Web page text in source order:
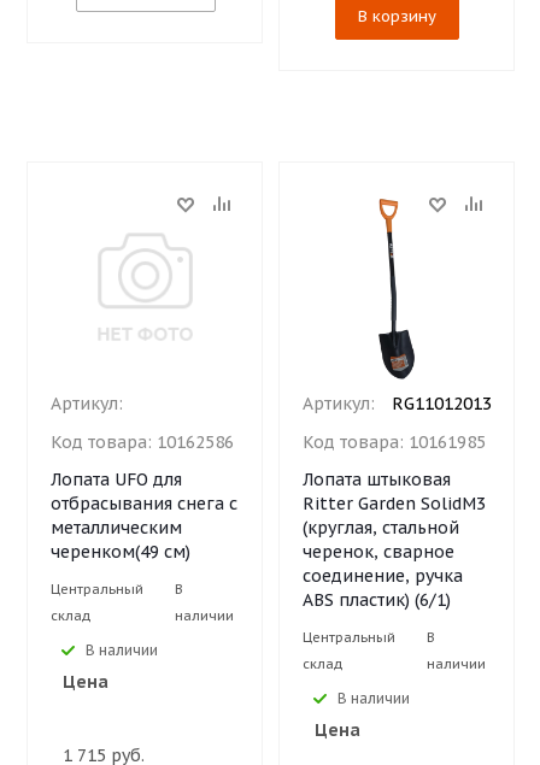
В корзину
Артикул:
Код товара: 10162586
Лопата UFO для
отбрасывания снега с
металлическим
черенком(49 см)
Центральный
склад
В
наличии
В наличии
Цена
1 715 руб.
Артикул:
RG11012013
Код товара: 10161985
Лопата штыковая
Ritter Garden SolidM3
(круглая, стальной
черенок, сварное
соединение, ручка
ABS пластик) (6/1)
Центральный
склад
В
наличии
В наличии
Цена